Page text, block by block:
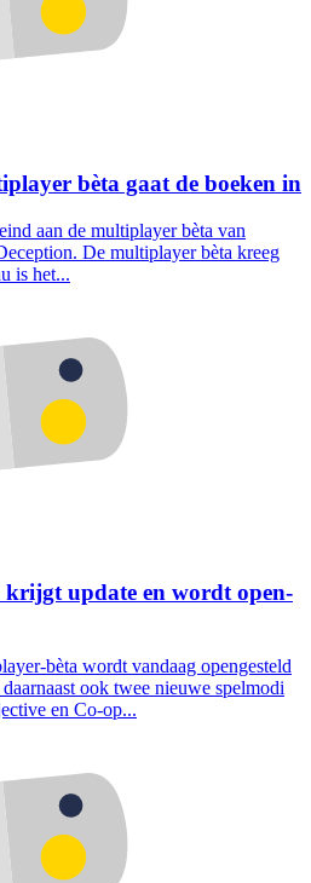
bèta gaat de boeken in
aan de multiplayer bèta van
De multiplayer bèta kreeg
is het...
krijgt update en wordt open-
bèta wordt vandaag opengesteld
ook twee nieuwe spelmodi
en Co-op...